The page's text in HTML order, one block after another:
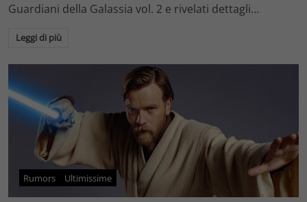
Guardiani della Galassia vol. 2 e rivelati dettagli…
Leggi di più
Rumors Ultimissime